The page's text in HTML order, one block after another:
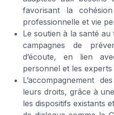
favorisant la
professionnelle et vie
Le soutien à la santé
campagnes de
d’écoute, en lien
personnel et les
L’accompagnement
leurs droits, grâce à
les dispositifs existants